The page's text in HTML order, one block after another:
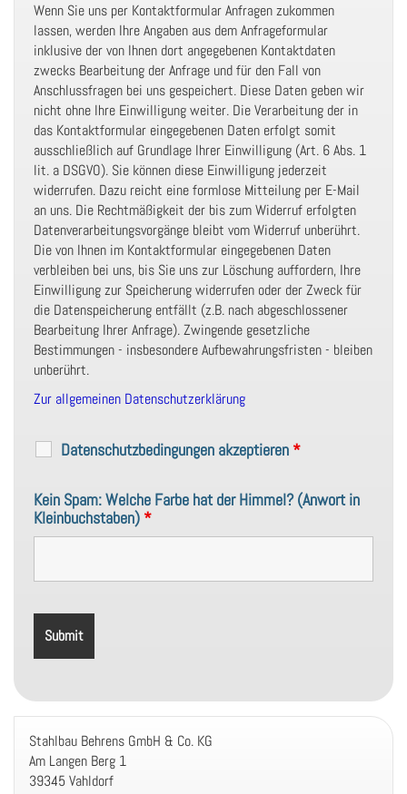
Wenn Sie uns per Kontaktformular Anfragen zukommen
lassen, werden Ihre Angaben aus dem Anfrageformular
inklusive der von Ihnen dort angegebenen Kontaktdaten
zwecks Bearbeitung der Anfrage und für den Fall von
Anschlussfragen bei uns gespeichert. Diese Daten geben wir
nicht ohne Ihre Einwilligung weiter. Die Verarbeitung der in
das Kontaktformular eingegebenen Daten erfolgt somit
ausschließlich auf Grundlage Ihrer Einwilligung (Art. 6 Abs. 1
lit. a DSGVO). Sie können diese Einwilligung jederzeit
widerrufen. Dazu reicht eine formlose Mitteilung per E-Mail
an uns. Die Rechtmäßigkeit der bis zum Widerruf erfolgten
Datenverarbeitungsvorgänge bleibt vom Widerruf unberührt.
Die von Ihnen im Kontaktformular eingegebenen Daten
verbleiben bei uns, bis Sie uns zur Löschung auffordern, Ihre
Einwilligung zur Speicherung widerrufen oder der Zweck für
die Datenspeicherung entfällt (z.B. nach abgeschlossener
Bearbeitung Ihrer Anfrage). Zwingende gesetzliche
Bestimmungen - insbesondere Aufbewahrungsfristen - bleiben
unberührt.
Zur allgemeinen Datenschutzerklärung
Datenschutzbedingungen akzeptieren *
Kein Spam: Welche Farbe hat der Himmel? (Anwort in
Kleinbuchstaben) *
Stahlbau Behrens GmbH & Co. KG
Am Langen Berg 1
39345 Vahldorf